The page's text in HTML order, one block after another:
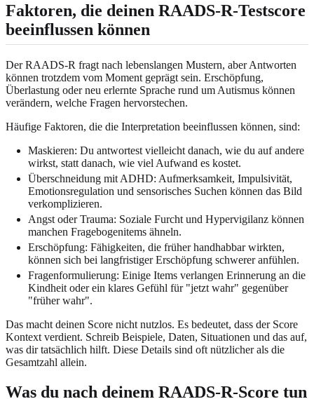
Faktoren, die deinen RAADS-R-Testscore
beeinflussen können
Der RAADS-R fragt nach lebenslangen Mustern, aber Antworten
können trotzdem vom Moment geprägt sein. Erschöpfung,
Überlastung oder neu erlernte Sprache rund um Autismus können
verändern, welche Fragen hervorstechen.
Häufige Faktoren, die die Interpretation beeinflussen können, sind:
Maskieren: Du antwortest vielleicht danach, wie du auf andere
wirkst, statt danach, wie viel Aufwand es kostet.
Überschneidung mit ADHD: Aufmerksamkeit, Impulsivität,
Emotionsregulation und sensorisches Suchen können das Bild
verkomplizieren.
Angst oder Trauma: Soziale Furcht und Hypervigilanz können
manchen Fragebogenitems ähneln.
Erschöpfung: Fähigkeiten, die früher handhabbar wirkten,
können sich bei langfristiger Erschöpfung schwerer anfühlen.
Fragenformulierung: Einige Items verlangen Erinnerung an die
Kindheit oder ein klares Gefühl für "jetzt wahr" gegenüber
"früher wahr".
Das macht deinen Score nicht nutzlos. Es bedeutet, dass der Score
Kontext verdient. Schreib Beispiele, Daten, Situationen und das auf,
was dir tatsächlich hilft. Diese Details sind oft nützlicher als die
Gesamtzahl allein.
Was du nach deinem RAADS-R-Score tun